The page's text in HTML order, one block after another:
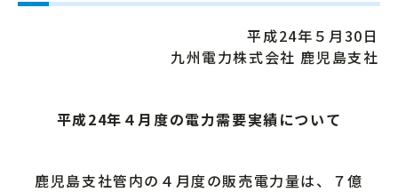
平成24年５月30日
九州電力株式会社 鹿児島支社
平成24年４月度の電力需要実績について
鹿児島支社管内の４月度の販売電力量は、７億